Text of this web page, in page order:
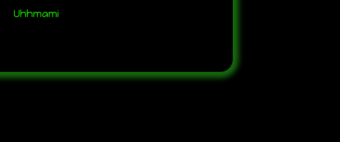
Uhhmami